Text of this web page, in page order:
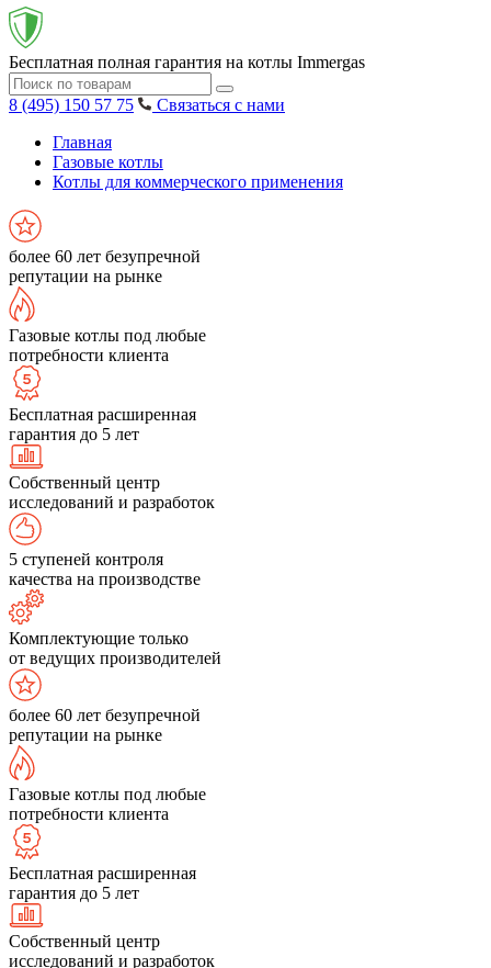
Бесплатная полная гарантия на котлы Immergas
8 (495) 150 57 75
Связаться с нами
Главная
Газовые котлы
Котлы для коммерческого применения
более 60 лет безупречной
репутации на рынке
Газовые котлы под любые
потребности клиента
Бесплатная расширенная
гарантия до 5 лет
Собственный центр
исследований и разработок
5 ступеней контроля
качества на производстве
Комплектующие только
от ведущих производителей
более 60 лет безупречной
репутации на рынке
Газовые котлы под любые
потребности клиента
Бесплатная расширенная
гарантия до 5 лет
Собственный центр
исследований и разработок